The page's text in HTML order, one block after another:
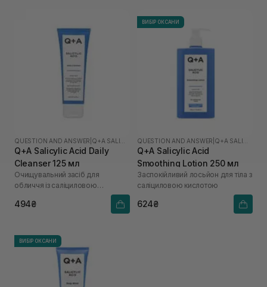
QUESTION AND ANSWER
Q+A Salicylic Acid Daily
Cleanser 125 мл
Очищувальний засіб для
обличчя із саліциловою
494₴
ВИБІР ОКСАНИ
QUESTION AND ANSWER
Q+A Salicylic Acid
Smoothing Lotion 250 мл
Заспокійливий лосьйон для тіла з
саліциловою кислотою
624₴
ВИБІР ОКСАНИ